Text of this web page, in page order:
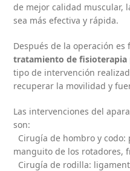
de mejor calidad muscular,
sea más efectiva y rápida.
Después de la operación
tratamiento de fisioterapia
tipo de intervención
recuperar la movilidad y
Las intervenciones del
son:
Cirugía de hombro y
manguito de los rotadores,
Cirugía de rodilla: